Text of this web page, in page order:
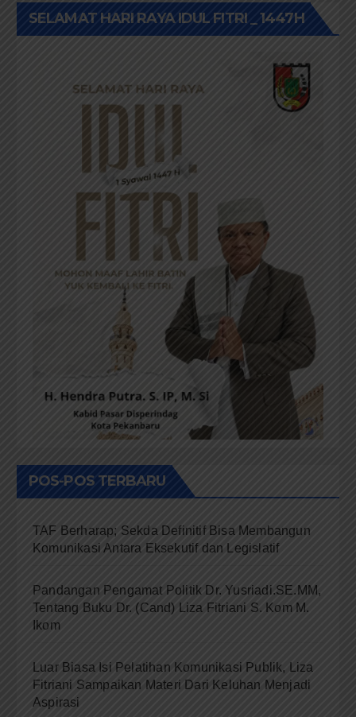
SELAMAT HARI RAYA IDUL FITRI _ 1447H
POS-POS TERBARU
TAF Berharap; Sekda Definitif Bisa Membangun
Komunikasi Antara Eksekutif dan Legislatif
Pandangan Pengamat Politik Dr. Yusriadi.SE.MM,
Tentang Buku Dr. (Cand) Liza Fitriani S. Kom M.
Ikom
Luar Biasa Isi Pelatihan Komunikasi Publik, Liza
Fitriani Sampaikan Materi Dari Keluhan Menjadi
Aspirasi